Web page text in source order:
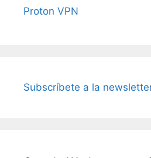
Proton VPN
Subscríbete a la